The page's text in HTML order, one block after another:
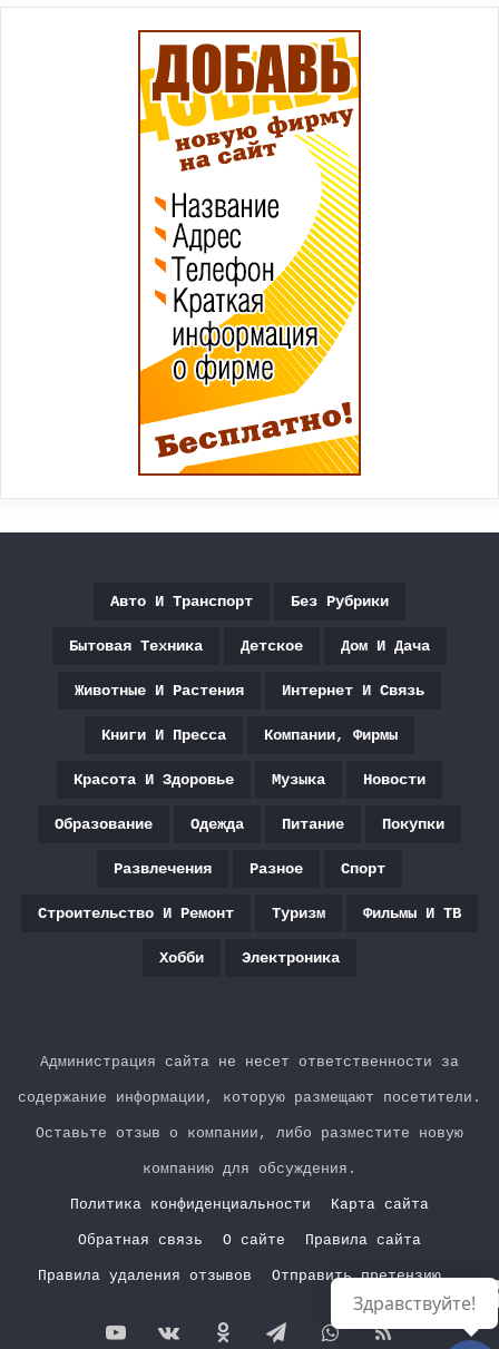
Авто И Транспорт Без Рубрики
Бытовая Техника Детское Дом И Дача
Животные И Растения Интернет И Связь
Книги И Пресса Компании, Фирмы
Красота И Здоровье Музыка Новости
Образование Одежда Питание Покупки
Развлечения Разное Спорт
Строительство И Ремонт Туризм Фильмы И ТВ
Хобби Электроника
Администрация сайта не несет ответственности за
содержание информации, которую размещают посетители.
Оставьте отзыв о компании, либо разместите новую
компанию для обсуждения.
Политика конфиденциальности Карта сайта
Обратная связь О сайте Правила сайта
Правила удаления отзывов
Отправить претензию
YouTubevk.comОдноклассники
TelegramWhatsApp
RSS
Здравствуйте!